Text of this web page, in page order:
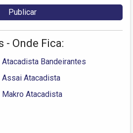
- Onde Fica:
Atacadista Bandeirantes
Assai Atacadista
Makro Atacadista